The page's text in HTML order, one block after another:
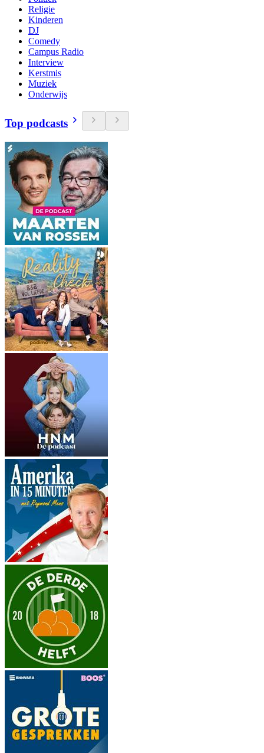
Religie
Kinderen
DJ
Comedy
Campus Radio
Interview
Kerstmis
Muziek
Onderwijs
Top podcasts